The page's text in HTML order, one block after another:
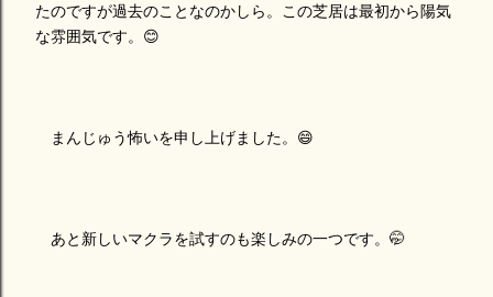
たのですが過去のことなのかしら。この芝居は最初から陽気
な雰囲気です。😊
まんじゅう怖いを申し上げました。😄
あと新しいマクラを試すのも楽しみの一つです。🤭